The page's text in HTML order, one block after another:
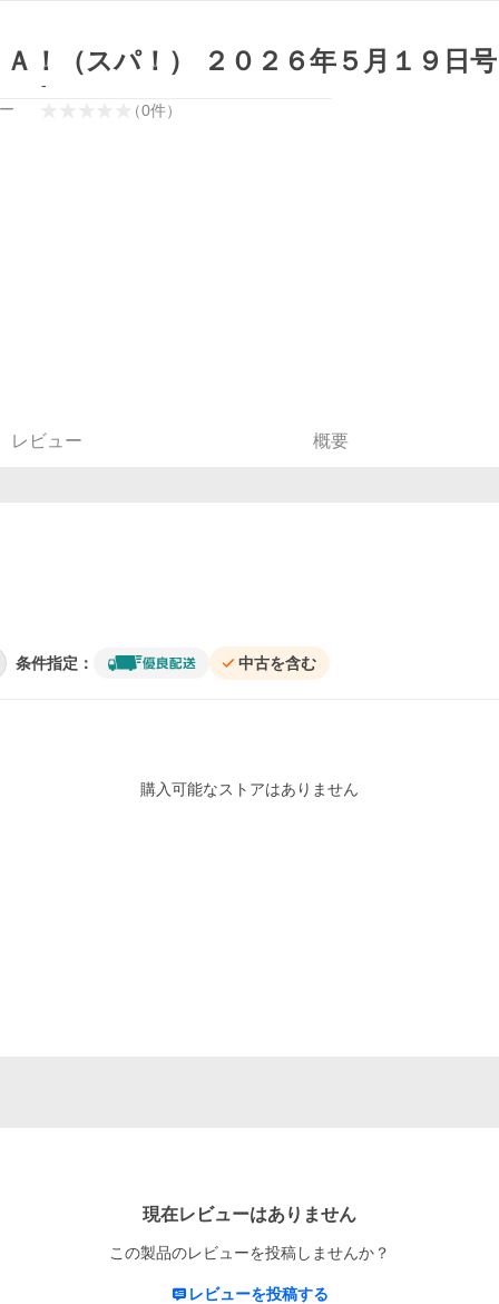
！（スパ！） ２０２６年５月１９日
-
（0件）
レビュー 概要
条件指定： 中古を含む
購入可能なストアはありません
現在レビューはありません
この製品のレビューを投稿しませんか？
レビューを投稿する